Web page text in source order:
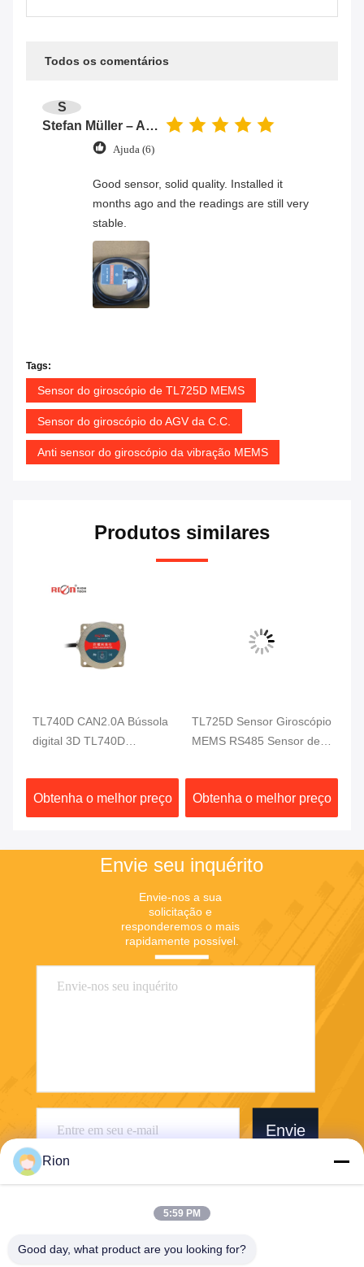
Todos os comentários
S
Stefan Müller – Automation Engineer
Ajuda (6)
Good sensor, solid quality. Installed it
months ago and the readings are still very
stable.
Tags:
Sensor do giroscópio de TL725D MEMS
Sensor do giroscópio do AGV da C.C.
Anti sensor do giroscópio da vibração MEMS
Produtos similares
TL740D CAN2.0A Bússola
digital 3D TL740D
acelerômetro de 3 eixos
Obtenha o melhor preço
TL725D Sensor Giroscópio
MEMS RS485 Sensor de
100Hz para Condução
Automática
Obtenha o melhor preço
Envie seu inquérito
Envie-nos a sua
solicitação e
responderemos o mais
rapidamente possível.
Envie
Shenzhen Rion Technology Co., Ltd.
Rion
5:59 PM
Good day, what product are you looking for?